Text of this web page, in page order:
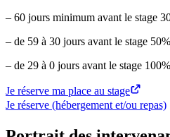
– 60 jours minimum avant le stage
– de 59 à 30 jours avant le stage
– de 29 à 0 jours avant le stage
Je réserve ma place au stage
Je réserve (hébergement et/ou repas)